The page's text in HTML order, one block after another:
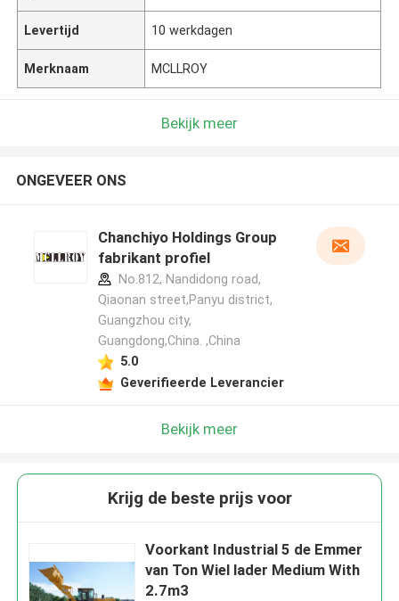
Levertijd 10 werkdagen
Merknaam MCLLROY
Bekijk meer
ONGEVEER ONS
Chanchiyo Holdings Group
fabrikant profiel
No.812, Nandidong road,
Qiaonan street,Panyu district,
Guangzhou city,
Guangdong,China. ,China
5.0
Geverifieerde Leverancier
Bekijk meer
Krijg de beste prijs voor
Voorkant Industrial 5 de Emmer
van Ton Wiel lader Medium With
2.7m3